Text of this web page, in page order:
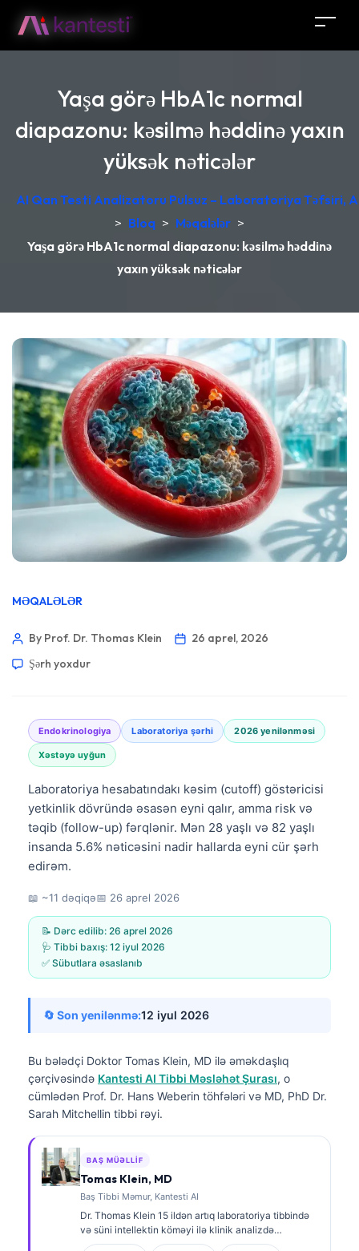
Yaşa görə HbA1c normal
diapazonu: kəsilmə həddinə yaxın
yüksək nəticələr
AI Qan Testi Analizatoru Pulsuz – Laboratoriya Təfsiri,
> Bloq > Məqalələr >
Yaşa görə HbA1c normal diapazonu: kəsilmə həddinə
yaxın yüksək nəticələr
MƏQALƏLƏR
By Prof. Dr. Thomas Klein
26 aprel, 2026
Şərh yoxdur
Endokrinologiya Laboratoriya şərhi 2026 yenilənməsi
Xəstəyə uyğun
Laboratoriya hesabatındakı kəsim (cutoff) göstəricisi
yetkinlik dövründə əsasən eyni qalır, amma risk və
təqib (follow-up) fərqlənir. Mən 28 yaşlı və 82 yaşlı
insanda 5.6% nəticəsini nadir hallarda eyni cür şərh
edirəm.
📖 ~11 dəqiqə📅 26 aprel 2026
📝 Dərc edilib: 26 aprel 2026
🩺 Tibbi baxış: 12 iyul 2026
✅ Sübutlara əsaslanıb
🔄 Son yenilənmə:12 iyul 2026
Bu bələdçi Doktor Tomas Klein, MD ilə əməkdaşlıq
çərçivəsində Kantesti AI Tibbi Məsləhət Şurası, o
cümlədən Prof. Dr. Hans Weberin töhfələri və MD, PhD Dr.
Sarah Mitchellin tibbi rəyi.
BAŞ MÜƏLLIF
Tomas Klein, MD
Baş Tibbi Məmur, Kantesti AI
Dr. Thomas Klein 15 ildən artıq laboratoriya tibbində
və süni intellektin köməyi ilə klinik analizdə
təcrübəyə malik, sertifikatlı klinik hematoloq və